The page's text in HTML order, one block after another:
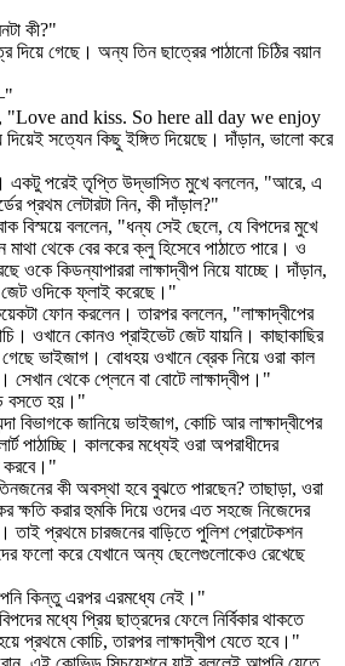
কী?"
দিয়ে গেছে। অন্য তিন ছাত্রের পাঠানো চিঠির বয়ান
"Love and kiss. So here all day we enjoy
সত্যেন কিছু ইঙ্গিত দিয়েছে। দাঁড়ান, ভালো করে
একটু পরেই তৃপ্তি উদ্ভাসিত মুখে বললেন, "আরে, এ
প্রথম লেটারটা নিন, কী দাঁড়াল?"
বললেন, "ধন্য সেই ছেলে, যে বিপদের মুখে
থেকে বের করে ক্লু হিসেবে পাঠাতে পারে। ও
ওকে কিডন্যাপাররা লাক্ষাদ্বীপ নিয়ে যাচ্ছে। দাঁড়ান,
ওদিকে ফ্লাই করেছে।"
ফোন করলেন। তারপর বললেন, "লাক্ষাদ্বীপের
ওখানে কোনও প্রাইভেট জেট যায়নি। কাছাকাছির
ভাইজাগ। বোধহয় ওখানে ব্রেক নিয়ে ওরা কাল
থেকে প্লেনে বা বোটে লাক্ষাদ্বীপ।"
বসতে হয়।"
বিভাগকে জানিয়ে ভাইজাগ, কোচি আর লাক্ষাদ্বীপের
পাঠাচ্ছি। কালকের মধ্যেই ওরা অপরাধীদের
করবে।"
কী অবস্থা হবে বুঝতে পারছেন? তাছাড়া, ওরা
ক্ষতি করার হুমকি দিয়ে ওদের এত সহজে নিজেদের
তাই প্রথমে চারজনের বাড়িতে পুলিশ প্রোটেকশন
ফলো করে যেখানে অন্য ছেলেগুলোকেও রেখেছে
কিন্তু এরপর এরমধ্যে নেই।"
মধ্যে প্রিয় ছাত্রদের ফেলে নির্বিকার থাকতে
প্রথমে কোচি, তারপর লাক্ষাদ্বীপ যেতে হবে।"